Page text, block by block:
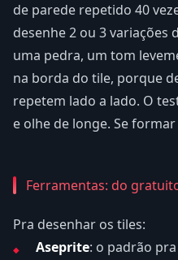
de parede repetido 40
desenhe 2 ou 3
uma pedra, um tom
na borda do tile, porque
repetem lado a lado. O
e olhe de longe. Se
Ferramentas: do
Pra desenhar os tiles:
Aseprite: o padrão